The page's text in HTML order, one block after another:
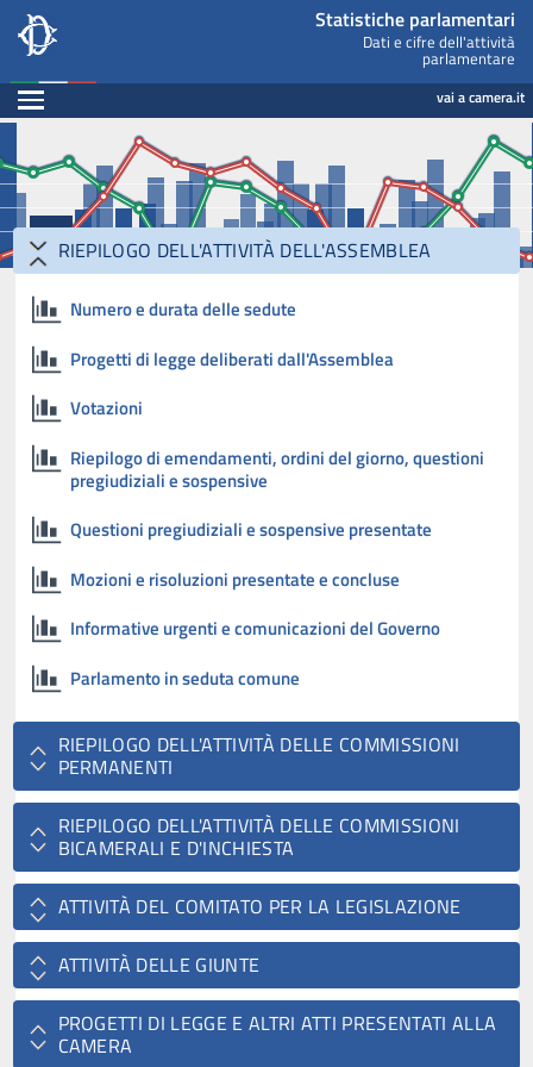
Statistiche parlamentari, Camera dei Deputati -
Salta al contenuto principale
Salta al menu di navigazione Statistiche parlamentari
Dati e cifre dell'attività
parlamentare
Espandi vai a camera.it
RIEPILOGO DELL'ATTIVITÀ DELL'ASSEMBLEA
Numero e durata delle sedute
Progetti di legge deliberati dall'Assemblea
Votazioni
Riepilogo di emendamenti, ordini del giorno, questioni
pregiudiziali e sospensive
Questioni pregiudiziali e sospensive presentate
Mozioni e risoluzioni presentate e concluse
Informative urgenti e comunicazioni del Governo
Parlamento in seduta comune
RIEPILOGO DELL'ATTIVITÀ DELLE COMMISSIONI
PERMANENTI
RIEPILOGO DELL'ATTIVITÀ DELLE COMMISSIONI
BICAMERALI E D'INCHIESTA
ATTIVITÀ DEL COMITATO PER LA LEGISLAZIONE
ATTIVITÀ DELLE GIUNTE
PROGETTI DI LEGGE E ALTRI ATTI PRESENTATI ALLA
CAMERA
Navigazione pagine di servizio
Fine pagina
Salta al contenuto principale
Salta al menu di navigazione
Vai a inizio pagina